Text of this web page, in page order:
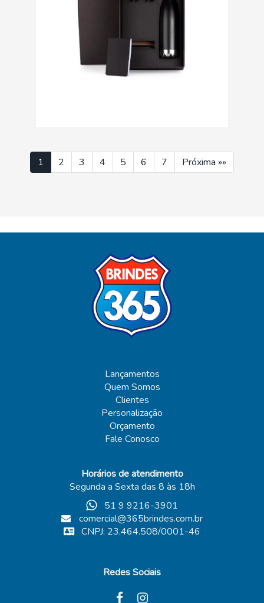
1 2 3 4 5 6 7 Próxima »»
Lançamentos
Quem Somos
Clientes
Personalização
Orçamento
Fale Conosco
Horários de atendimento
Segunda a Sexta das 8 às 18h
51 9 9216-3901
comercial@365brindes.com.br
CNPJ: 23.464.508/0001-46
Redes Sociais